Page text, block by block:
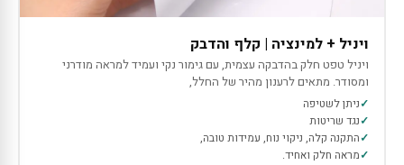
ויניל + למינציה | קלף והדבק
ויניל טפט חלק בהדבקה עצמית, עם גימור נקי ועמיד למראה מודרני
ומסודר. מתאים לרענון מהיר של החלל,
ניתן לשטיפה
נגד שריטות
התקנה קלה, ניקוי נוח, עמידות טובה,
מראה חלק ואחיד.